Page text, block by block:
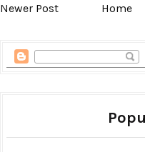
Newer Post Home